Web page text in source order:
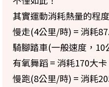
其實運動消耗熱量的程
慢走(4公里/時) = 消耗
騎腳踏車(一般速度，
有氧舞蹈 = 消耗170大卡
慢跑(8公里/時) = 消耗